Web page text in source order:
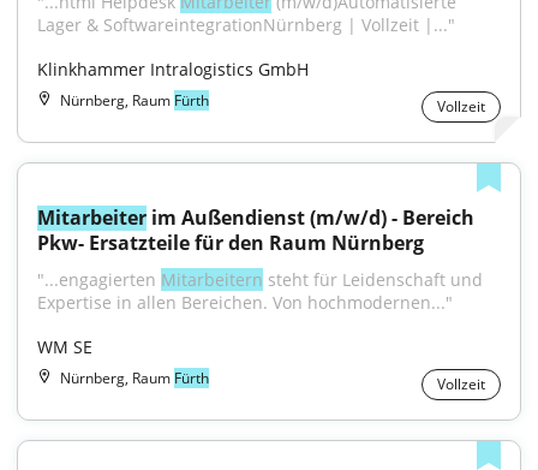
Lager & SoftwareintegrationNürnberg | Vollzeit |..."
Klinkhammer Intralogistics GmbH
Nürnberg, Raum Fürth Vollzeit
Mitarbeiter im Außendienst (m/w/d) - Bereich
Pkw- Ersatzteile für den Raum Nürnberg
"...engagierten Mitarbeitern steht für Leidenschaft und
Expertise in allen Bereichen. Von hochmodernen..."
WM SE
Nürnberg, Raum Fürth Vollzeit